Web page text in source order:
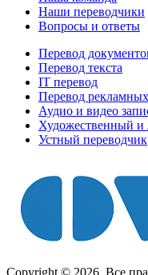
Наши переводчики
Вопросы и ответы
Перевод
Перевод текста
IT перевод
Перевод рекламных
Аудио и видео
Художественный и
Устный переводчик